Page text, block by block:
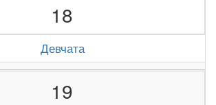
18
Девчата
19